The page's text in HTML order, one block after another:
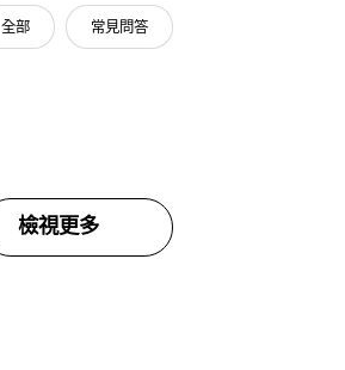
全部 常見問答
檢視更多